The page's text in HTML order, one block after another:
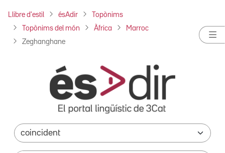
Llibre d'estil ésAdir Topònims
Topònims del món Àfrica Marroc
Zeghanghane